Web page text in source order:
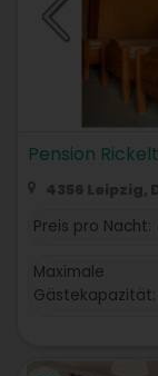
Pension Rickelt
4356 Leipzig,
Preis pro Nacht:
Maximale
Gästekapazität: